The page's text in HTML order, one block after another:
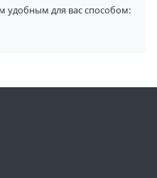
удобным для вас способом: